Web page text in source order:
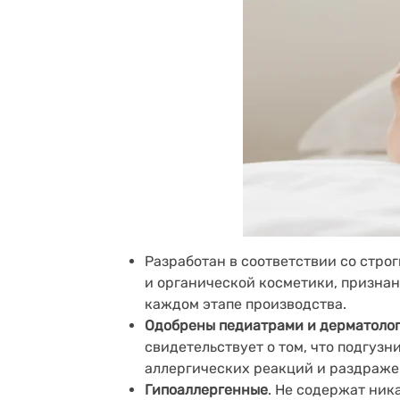
Разработан в соответствии со
и органической косметики,
каждом этапе производства.
Одобрены педиатрами и
свидетельствует о том, что
аллергических реакций и
Гипоаллергенные. Не содержат